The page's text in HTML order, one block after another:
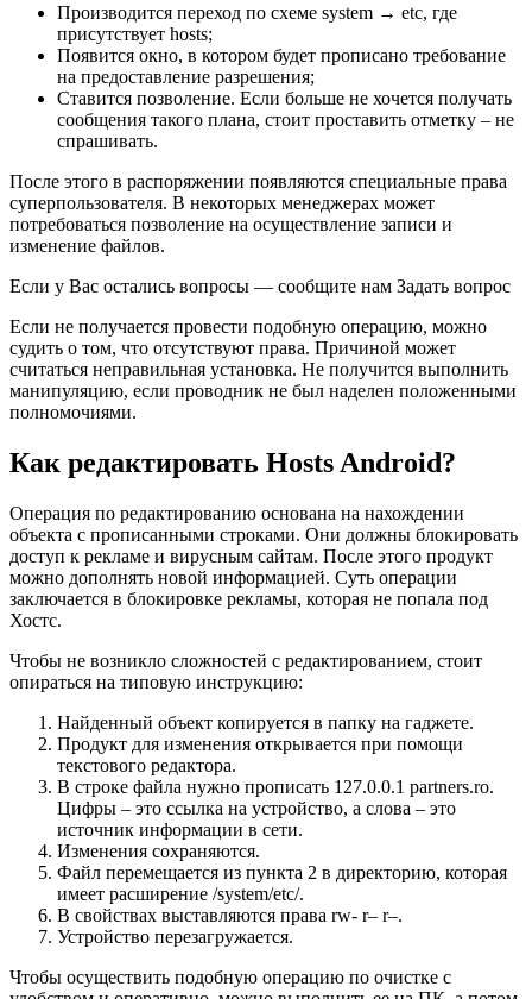
Производится переход по схеме system → etc, где
присутствует hosts;
Появится окно, в котором будет прописано требование
на предоставление разрешения;
Ставится позволение. Если больше не хочется получать
сообщения такого плана, стоит проставить отметку – не
спрашивать.
После этого в распоряжении появляются специальные права
суперпользователя. В некоторых менеджерах может
потребоваться позволение на осуществление записи и
изменение файлов.
Если у Вас остались вопросы — сообщите нам Задать вопрос
Если не получается провести подобную операцию, можно
судить о том, что отсутствуют права. Причиной может
считаться неправильная установка. Не получится выполнить
манипуляцию, если проводник не был наделен положенными
полномочиями.
Как редактировать Hosts Android?
Операция по редактированию основана на нахождении
объекта с прописанными строками. Они должны блокировать
доступ к рекламе и вирусным сайтам. После этого продукт
можно дополнять новой информацией. Суть операции
заключается в блокировке рекламы, которая не попала под
Хостс.
Чтобы не возникло сложностей с редактированием, стоит
опираться на типовую инструкцию:
Найденный объект копируется в папку на гаджете.
Продукт для изменения открывается при помощи
текстового редактора.
В строке файла нужно прописать 127.0.0.1 partners.ro.
Цифры – это ссылка на устройство, а слова – это
источник информации в сети.
Изменения сохраняются.
Файл перемещается из пункта 2 в директорию, которая
имеет расширение /system/etc/.
В свойствах выставляются права rw- r– r–.
Устройство перезагружается.
Чтобы осуществить подобную операцию по очистке с